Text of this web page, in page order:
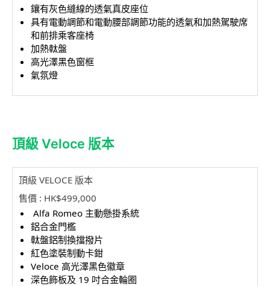
等，均可以純電動模式
鑲有灰色縫線的透氣真皮座位
具有電動調節和電動腰部調節功能的透氣和加熱駕駛席
和前排乘客座椅
加熱軚盤
高光澤黑色窗框
氣氛燈
頂級 Veloce 版本
頂級 VELOCE 版本
售價 : HK$499,000
Alfa Romeo 主動懸掛系統
鋁合金門檻
軚盤鋁制換擋撥片
紅色塗裝制動卡鉗
Veloce 高光澤黑色徽章
深色飾板及 19 吋合金輪圈